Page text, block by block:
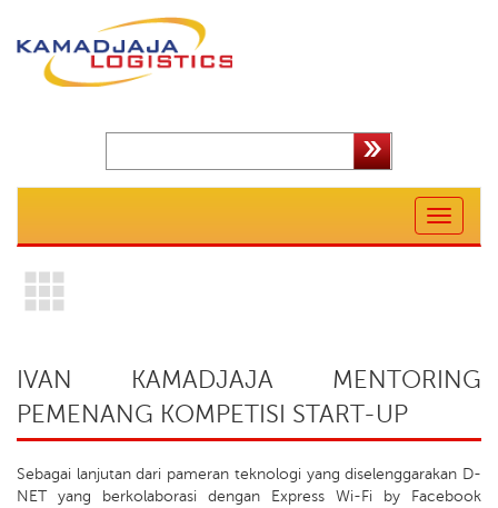
Toggle
navigation
IVAN KAMADJAJA MENTORING
PEMENANG KOMPETISI START-UP
Sebagai lanjutan dari pameran teknologi yang diselenggarakan D-
NET yang berkolaborasi dengan Express Wi-Fi by Facebook